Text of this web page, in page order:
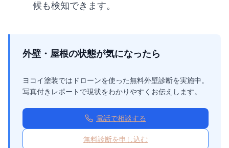
候も検知できます。
外壁・屋根の状態が気になったら
ヨコイ塗装ではドローンを使った無料外壁診断を実施中。
写真付きレポートで現状をわかりやすくお伝えします。
電話で相談する
無料診断を申し込む